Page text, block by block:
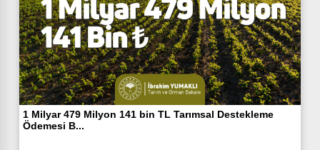
1 Milyar 479 Milyon 141 bin TL Tarımsal Destekleme
Ödemesi B...